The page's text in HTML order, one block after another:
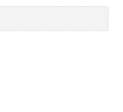
c
r
t
b
t
r